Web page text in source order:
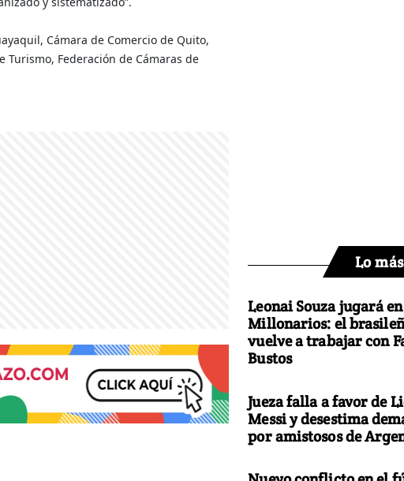
Cámara de Comercio de Quito,
Turismo, Federación de Cámaras de
Lo
Leonai Souza jugará en
Millonarios: el
vuelve a trabajar con
Bustos
Jueza falla a favor de
Messi y desestima
por amistosos de